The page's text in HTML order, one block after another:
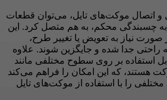
و اتصال موکت‌های تایل، می‌توان قطعات
چسبندگی محکم، به هم متصل کرد. این
صورت نیاز به تعویض یا تغییر طرح،
جدا شده و جایگزین شوند. علاوه
استفاده بر روی سطوح مختلفی مانند
هستند، که این امکان را فراهم می‌کند
را با استفاده از موکت‌های تایل